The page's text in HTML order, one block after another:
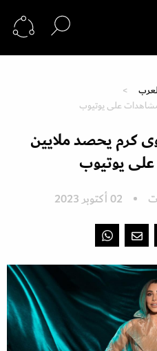
على يوتيوب
كرم يحصد ملايين
يوتيوب
02 أكتوبر 2023